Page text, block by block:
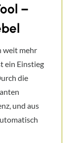
–
weit mehr
ein Einstieg
die
und aus